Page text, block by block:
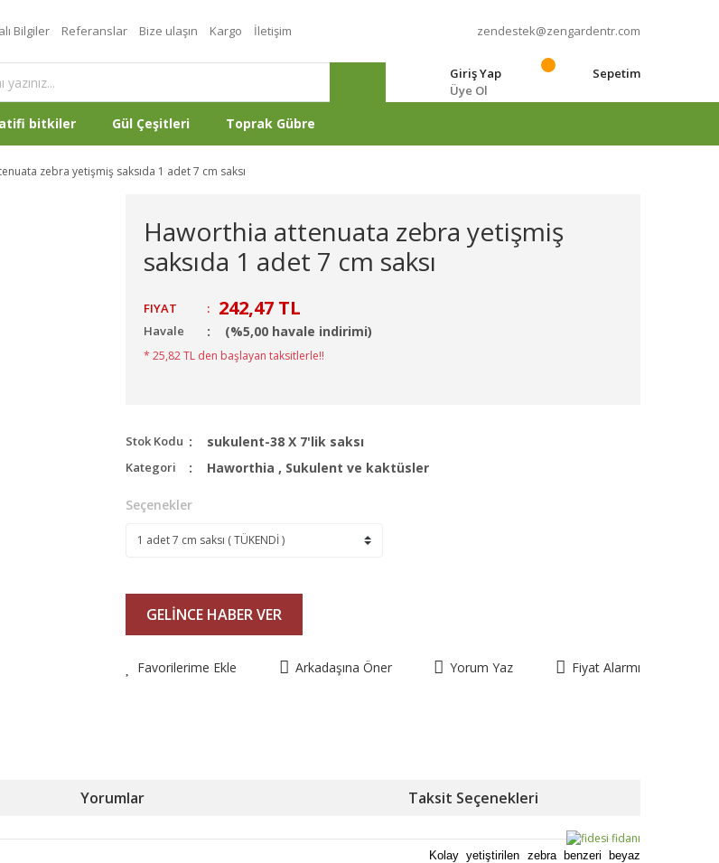
Bilgiler Referanslar Bize ulaşın Kargo İletişim zendestek@zengardentr.com
Giriş Yap
Üye Ol
Sepetim
bitkiler Gül Çeşitleri Toprak Gübre
zebra yetişmiş saksıda 1 adet 7 cm saksı
Haworthia attenuata zebra yetişmiş
saksıda 1 adet 7 cm saksı
FIYAT : 242,47 TL
Havale (%5,00 havale indirimi)
* 25,82 TL den başlayan taksitlerle!!
Stok Kodu sukulent-38 X 7'lik saksı
Kategori Haworthia , Sukulent ve kaktüsler
Seçenekler
GELİNCE HABER VER
Favorilerime Ekle Arkadaşına Öner Yorum Yaz Fiyat Alarmı
Yorumlar Taksit Seçenekleri
Kolay yetiştirilen zebra benzeri beyaz